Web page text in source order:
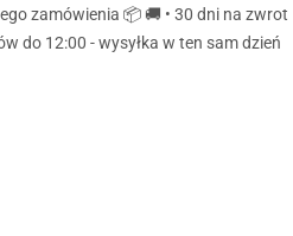
zamówienia 📦 🚚 • 30 dni na zwrot
do 12:00 - wysyłka w ten sam dzień